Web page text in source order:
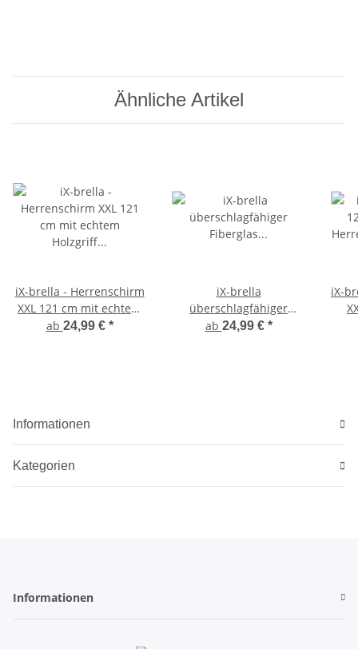
Ähnliche Artikel
iX-brella - Herrenschirm
XXL 121 cm mit echtem
Holzgriff und Auf-Zu-
ab 24,99 € *
iX-brella
überschlagfähiger
Fiberglas Stockschirm
ab 24,99 € *
iX-
Informationen
Kategorien
Informationen